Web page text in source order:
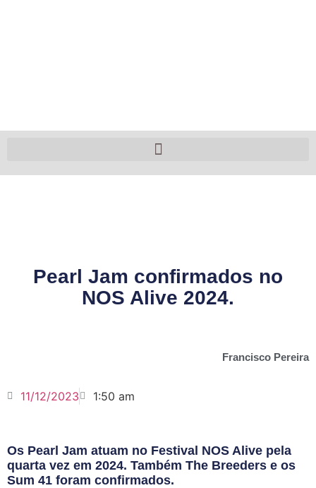
Pearl Jam confirmados no
NOS Alive 2024.
Francisco Pereira
11/12/2023 1:50 am
Os Pearl Jam atuam no Festival NOS Alive pela
quarta vez em 2024. Também The Breeders e os
Sum 41 foram confirmados.